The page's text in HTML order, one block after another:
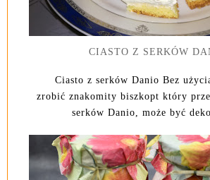
CIASTO Z SERKÓW
Ciasto z serków Danio Bez
zrobić znakomity biszkopt który
serków Danio, może być